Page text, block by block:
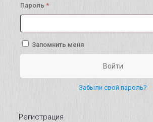
Пароль *Обязательно
Запомнить меня
Войти
Забыли свой пароль?
Регистрация